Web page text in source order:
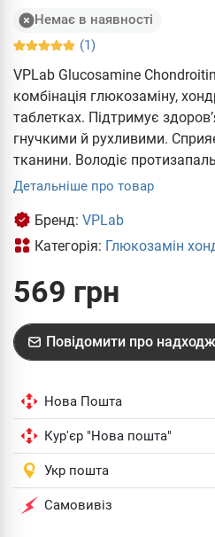
Немає в наявності
(1)
VPLab Glucosamine
комбінація глюкозаміну,
таблетках. Підтримує
гнучкими й рухливими.
тканини. Володіє
Детальніше про товар
Бренд: VPLab
Категорія: Глюкозамін
569 грн
Повідомити про
Нова Пошта
Кур'єр "Нова пошта"
Укр пошта
Самовивіз